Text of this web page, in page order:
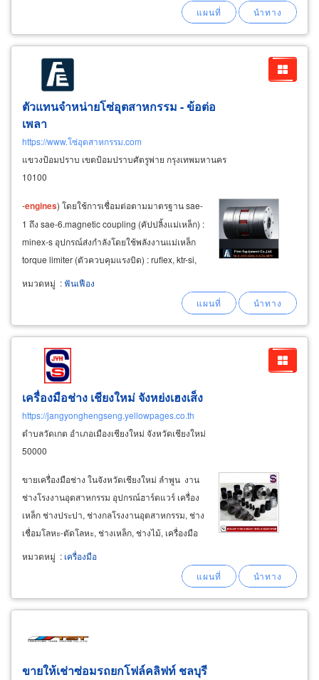
mazda, suzuki จัดส่งอะไหล่รถ ขายส่งน้ำมันเครื่อง
ตัวแทนจำหน่ายโซ่อุตสาหกรรม - ข้อต่อ
เพลา
https://www.โซ่อุตสาหกรรม.com
แขวงป้อมปราบ เขตป้อมปราบศัตรูพ่าย กรุงเทพมหานคร
10100
-engines) โดยใช้การเชื่อมต่อตามมาตรฐาน sae-
1 ถึง sae-6.magnetic coupling (คัปปลิ้งแม่เหล็ก) :
minex-s อุปกรณ์ส่งกำลังโดยใช้พลังงานแม่เหล็ก
torque limiter (ตัวควบคุมแรงบิด) : ruflex, ktr-si,
หมวดหมู่ :ฟันเฟือง
เครื่องมือช่าง เชียงใหม่ จังหย่งเฮงเส็ง
https://jangyonghengseng.yellowpages.co.th
ตำบลวัดเกต อำเภอเมืองเชียงใหม่ จังหวัดเชียงใหม่
50000
ขายเครื่องมือช่าง ในจังหวัดเชียงใหม่ ลำพูน งาน
ช่างโรงงานอุตสาหกรรม อุปกรณ์ฮาร์ดแวร์ เครื่อง
เหล็ก ช่างประปา, ช่างกลโรงงานอุตสาหกรรม, ช่าง
เชื่อมโลหะ-ตัดโลหะ, ช่างเหล็ก, ช่างไม้, เครื่องมือ
เวิร์คช้อป เครื่องมือก่อสร้าง มีอุปกรณ์วัสดุเครื่องมือ
ช่าง มืออาชีพและอะไหล่บริการช่างทั่วไป จำหน่าย
หมวดหมู่ : เครื่องมือ
ขายให้เช่าซ่อมรถยกโฟล์คลิฟท์ ชลบุรี